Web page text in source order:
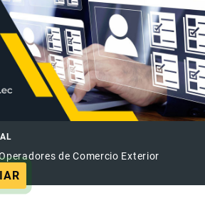
de Comercio Exterior